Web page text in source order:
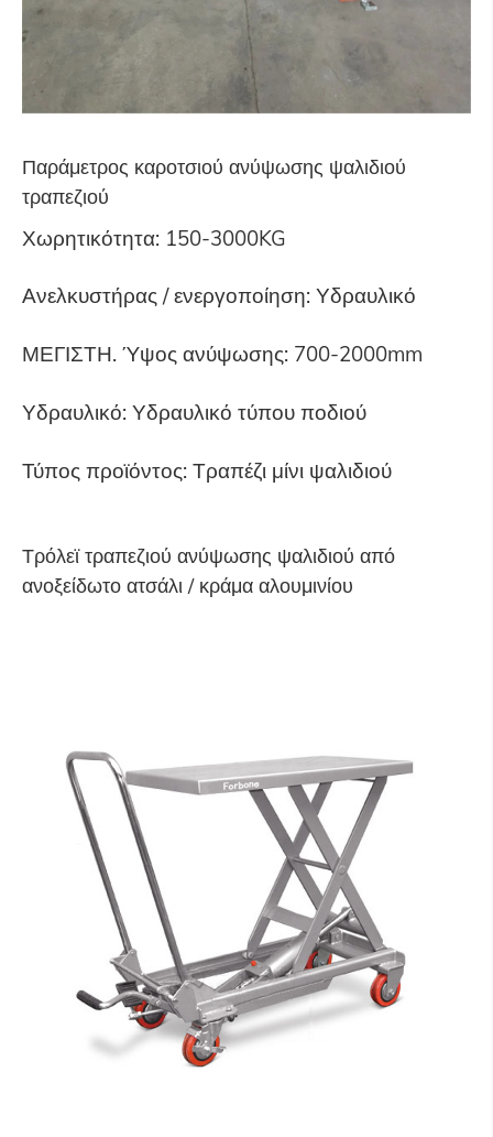
Παράμετρος καροτσιού ανύψωσης ψαλιδιού
τραπεζιού
Χωρητικότητα: 150-3000KG
Ανελκυστήρας / ενεργοποίηση: Υδραυλικό
ΜΕΓΙΣΤΗ. Ύψος ανύψωσης: 700-2000mm
Υδραυλικό: Υδραυλικό τύπου ποδιού
Τύπος προϊόντος: Τραπέζι μίνι ψαλιδιού
Τρόλεϊ τραπεζιού ανύψωσης ψαλιδιού από
ανοξείδωτο ατσάλι / κράμα αλουμινίου